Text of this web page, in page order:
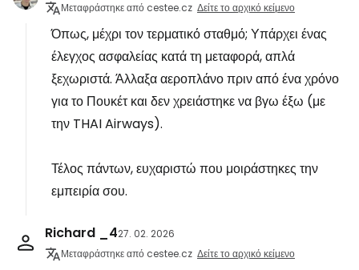
Μεταφράστηκε από cestee.cz Δείτε το αρχικό κείμενο
Όπως, μέχρι τον τερματικό σταθμό; Υπάρχει ένας
έλεγχος ασφαλείας κατά τη μεταφορά, απλά
ξεχωριστά. Άλλαξα αεροπλάνο πριν από ένα χρόνο
για το Πουκέτ και δεν χρειάστηκε να βγω έξω (με
την THAI Airways).
Τέλος πάντων, ευχαριστώ που μοιράστηκες την
εμπειρία σου.
Richard _427. 02. 2026
Μεταφράστηκε από cestee.cz Δείτε το αρχικό κείμενο